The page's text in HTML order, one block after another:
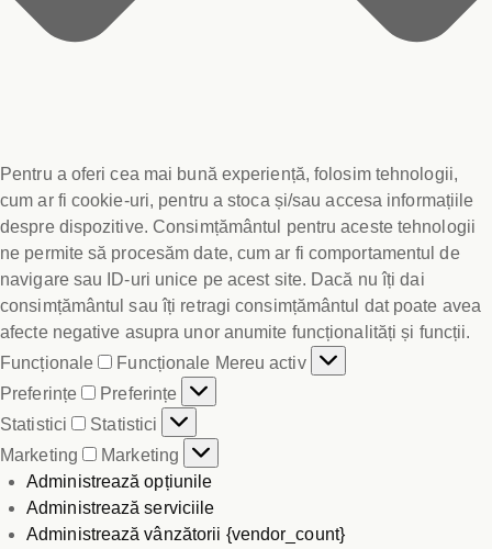
Pentru a oferi cea mai bună experiență, folosim tehnologii,
cum ar fi cookie-uri, pentru a stoca și/sau accesa informațiile
despre dispozitive. Consimțământul pentru aceste tehnologii
ne permite să procesăm date, cum ar fi comportamentul de
navigare sau ID-uri unice pe acest site. Dacă nu îți dai
consimțământul sau îți retragi consimțământul dat poate avea
afecte negative asupra unor anumite funcționalități și funcții.
Funcționale
Funcționale Mereu activ
Preferințe
Preferințe
Statistici
Statistici
Marketing
Marketing
Administrează opțiunile
Administrează serviciile
Administrează vânzătorii {vendor_count}